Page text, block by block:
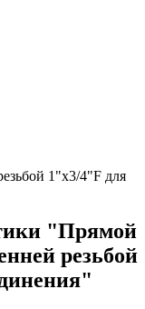
1"x3/4"F для
"Прямой
резьбой